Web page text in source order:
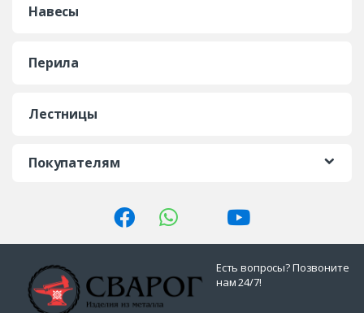
Навесы
Перила
Лестницы
Покупателям
Есть вопросы? Позвоните
нам 24/7!